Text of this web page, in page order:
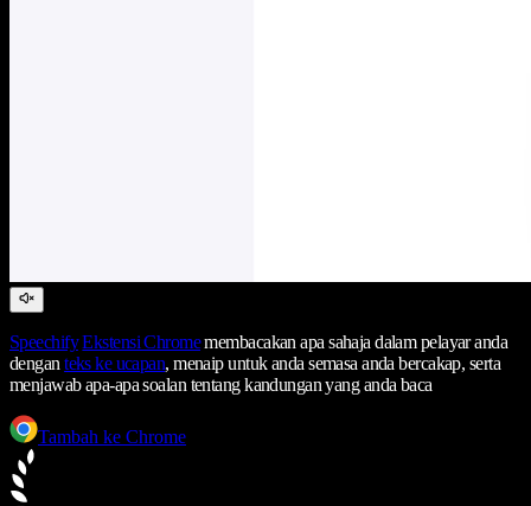
Speechify Ekstensi Chromemembacakan apa sahaja dalam pelayar anda
denganteks ke ucapan, menaip untuk anda semasa anda bercakap, serta
menjawab apa-apa soalan tentang kandungan yang anda baca
Tambah ke Chrome